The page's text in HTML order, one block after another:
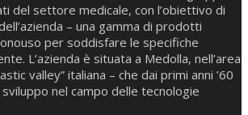
del settore medicale, con l’obiettivo di
– una gamma di prodotti
per soddisfare le specifiche
L’azienda è situata a Medolla, nell’area
valley” italiana – che dai primi anni ’60
nel campo delle tecnologie